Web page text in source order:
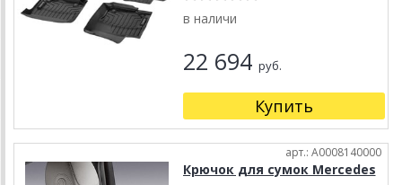
в наличи
22 694 руб.
Купить
арт.: A0008140000
Крючок для сумок Mercedes